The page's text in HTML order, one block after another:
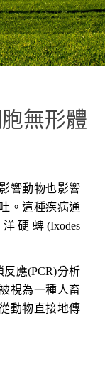
無形體
響動物也影響
。這種疾病通
硬蜱(Ixodes
應(PCR)分析
視為一種人畜
動物直接地傳